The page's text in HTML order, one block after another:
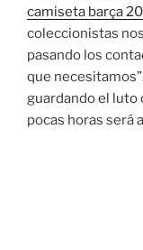
camiseta barça
coleccionistas
pasando los
que
guardando el luto
pocas horas será